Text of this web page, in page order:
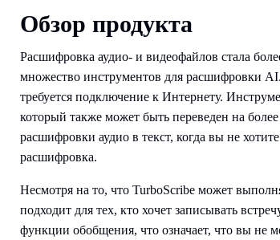
Обзор продукта
Расшифровка аудио- и видеофайлов стала
множество инструментов для расшифровки
требуется подключение к Интернету.
который также может быть переведен на
расшифровки аудио в текст, когда вы не
расшифровка.
Несмотря на то, что TurboScribe может
подходит для тех, кто хочет записывать
функции обобщения, что означает, что вы не